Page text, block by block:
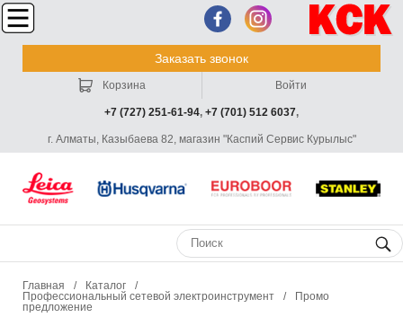
Заказать звонок
+7 (727) 251-61-94, +7 (701) 512 6037,
г. Алматы, Казыбаева 82, магазин "Каспий Сервис Курылыс"
Корзина Войти
Главная / Каталог
/
Профессиональный сетевой электроинструмент
/
Промо
предложение